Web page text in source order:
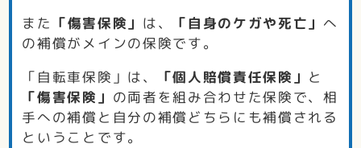
また 「傷害保険」 は、 「自身のケガや死亡」 へ
の補償がメインの保険です。
「自転車保険」は、
「個人賠償責任保険」 と
「傷害保険」 の両者を組み合わせた保険で、相
手への補償と自分の補償どちらにも補償される
ということです。